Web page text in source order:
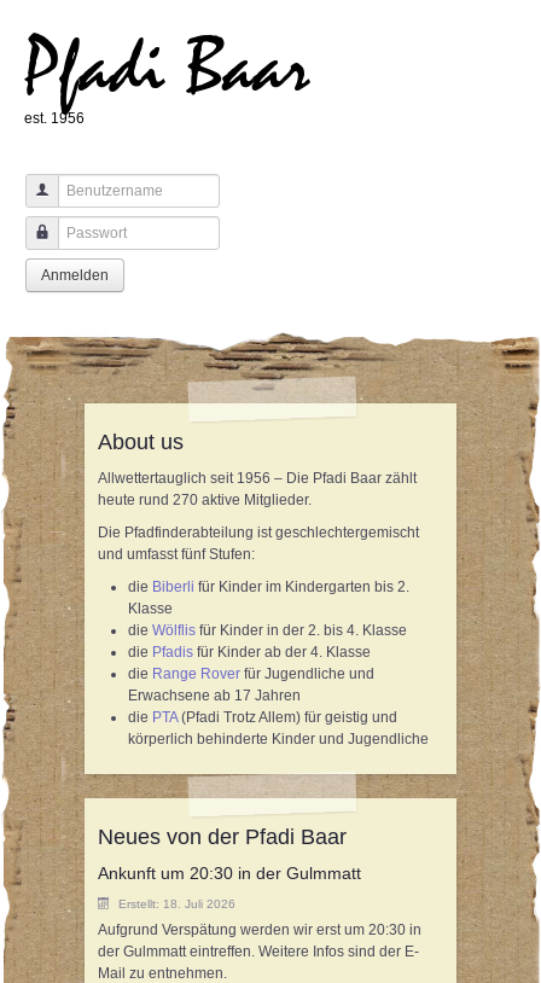
Pfadi Baar
est. 1956
Benutzername
Passwort
Anmelden
About us
Allwettertauglich seit 1956 – Die Pfadi Baar zählt
heute rund 270 aktive Mitglieder.
Die Pfadfinderabteilung ist geschlechtergemischt
und umfasst fünf Stufen:
die Biberli für Kinder im Kindergarten bis 2.
Klasse
die Wölflis für Kinder in der 2. bis 4. Klasse
die Pfadis für Kinder ab der 4. Klasse
die Range Rover für Jugendliche und
Erwachsene ab 17 Jahren
die PTA(Pfadi Trotz Allem) für geistig und
körperlich behinderte Kinder und Jugendliche
Neues von der Pfadi Baar
Ankunft um 20:30 in der Gulmmatt
Erstellt: 18. Juli 2026
Aufgrund Verspätung werden wir erst um 20:30 in
der Gulmmatt eintreffen. Weitere Infos sind der E-
Mail zu entnehmen.